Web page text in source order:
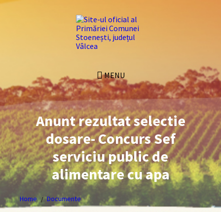
Skip
Skip
Skip
Skip
MENU
Anunt rezultat selectie
dosare- Concurs Sef
serviciu public de
alimentare cu apa
Home / Documente